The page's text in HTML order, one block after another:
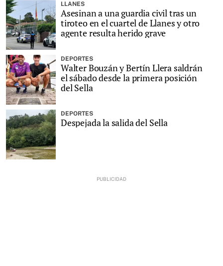
LLANES
Asesinan a una guardia civil tras un
tiroteo en el cuartel de Llanes y otro
agente resulta herido grave
DEPORTES
Walter Bouzán y Bertín Llera saldrán
el sábado desde la primera posición
del Sella
DEPORTES
Despejada la salida del Sella